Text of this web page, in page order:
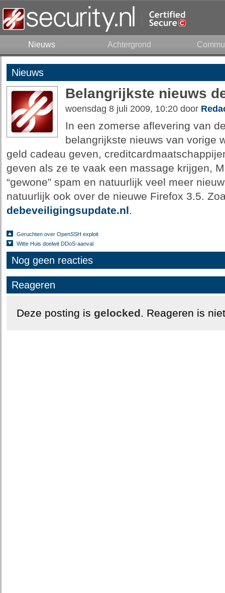
Nieuws Achtergrond
Nieuws
Belangrijkste nieuws
woensdag 8 juli 2009, 10:20 door
In een zomerse aflevering van
belangrijkste nieuws van vorige
geld cadeau geven,
geven als ze te vaak een massage krijgen,
“gewone” spam en natuurlijk veel meer
natuurlijk ook over de nieuwe Firefox 3.5.
debeveiligingsupdate.nl.
Geruchten over OpenSSH exploit
Witte Huis doelwit DDoS-aanval
Nog geen reacties
Reageren
Deze posting is gelocked. Reageren is